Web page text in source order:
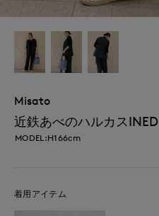
Misato
近鉄あべのハルカスINED
MODEL:H166cm
着用アイテム